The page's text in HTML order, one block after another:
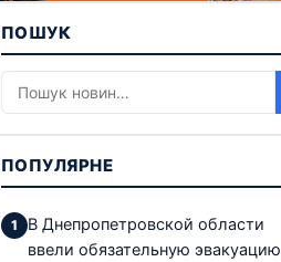
ПОШУК
ПОПУЛЯРНЕ
В Днепропетровской области
ввели обязательную эвакуацию